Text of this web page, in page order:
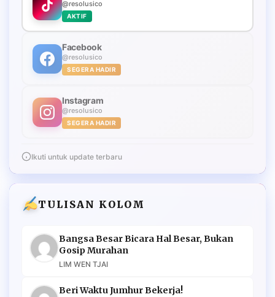
@resolusico
AKTIF
Facebook
@resolusico
SEGERA HADIR
Instagram
@resolusico
SEGERA HADIR
Ikuti untuk update terbaru
TULISAN KOLOM
Bangsa Besar Bicara Hal Besar, Bukan
Gosip Murahan
LIM WEN TJAI
Beri Waktu Jumhur Bekerja!